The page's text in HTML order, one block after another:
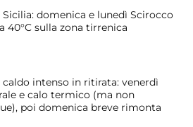
Sicilia: domenica e lunedì Scirocco
40°C sulla zona tirrenica
caldo intenso in ritirata: venerdì
e calo termico (ma non
poi domenica breve rimonta